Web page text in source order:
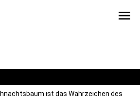
menu
ist das Wahrzeichen des